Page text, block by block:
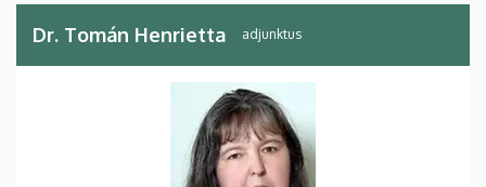
Dr. Tomán Henrietta adjunktus